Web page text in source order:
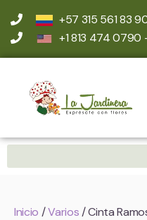
+57 315 561 83
+1 813 474 0790
Inicio /Varios / Cinta